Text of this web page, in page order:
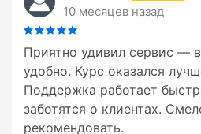
10 месяцев назад
Приятно удивил сервис —
удобно. Курс оказался
Поддержка работает
заботятся о клиентах.
рекомендовать.